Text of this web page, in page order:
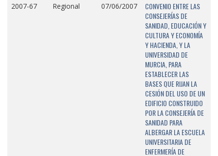
2007-67 Regional 07/06/2007
CONVENIO ENTRE LAS
CONSEJERÍAS DE
SANIDAD, EDUCACIÓN Y
CULTURA Y ECONOMÍA
Y HACIENDA, Y LA
UNIVERSIDAD DE
MURCIA, PARA
ESTABLECER LAS
BASES QUE RIJAN LA
CESIÓN DEL USO DE UN
EDIFICIO CONSTRUIDO
POR LA CONSEJERÍA DE
SANIDAD PARA
ALBERGAR LA ESCUELA
UNIVERSITARIA DE
ENFERMERÍA DE